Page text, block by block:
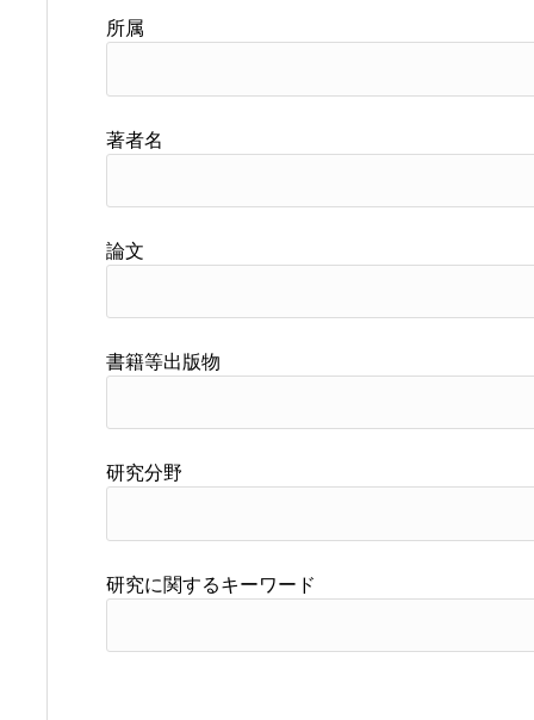
所属
著者名
論文
書籍等出版物
研究分野
研究に関するキーワード